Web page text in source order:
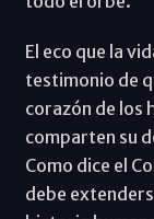
El eco que la
testimonio de
corazón de los
comparten su
Como dice el
debe